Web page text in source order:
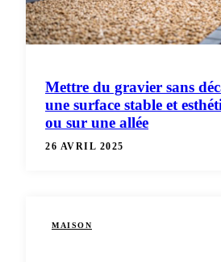
Mettre du gravier sans
une surface stable et
ou sur une allée
26 AVRIL 2025
MAISON